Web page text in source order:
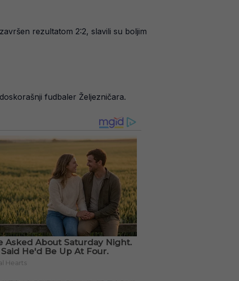
rezultatom 2:2, slavili su boljim
fudbaler Željezničara.